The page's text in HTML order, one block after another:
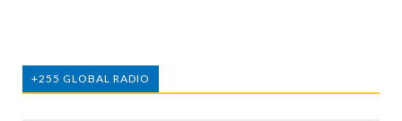
+255 GLOBAL RADIO